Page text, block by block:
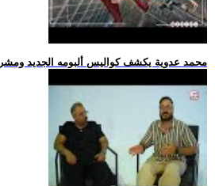
.. محمد عدوية يكشف كواليس ألبومه الجديد